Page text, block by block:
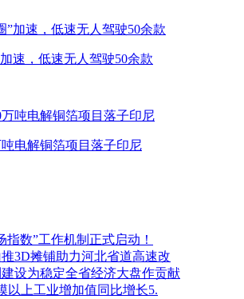
速，低速无人驾驶50余款
电解铜箔项目落子印尼
指数”工作机制正式启动！
3D摊铺助力河北省道高速改
设为稳定全省经济大盘作贡献
以上工业增加值同比增长5.